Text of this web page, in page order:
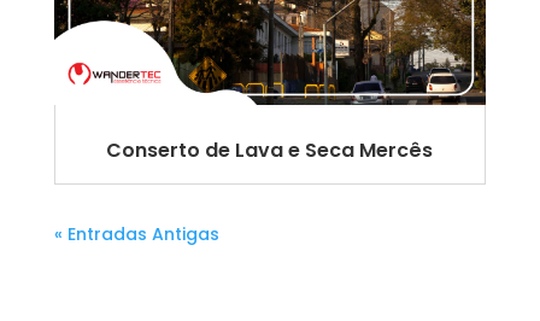
Conserto de Lava e Seca Mercês
« Entradas Antigas